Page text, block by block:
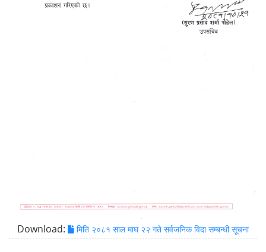
Download: मिति २०८१ साल माघ २२ गते सर्वजनिक विदा सम्बन्धी सूचना